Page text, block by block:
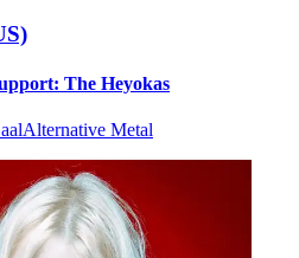
The Heyokas
Alternative Metal